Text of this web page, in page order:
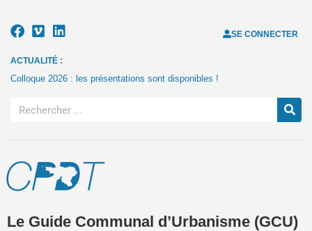
SE CONNECTER
ACTUALITÉ :
Colloque 2026 : les présentations sont disponibles !
Le Guide Communal d’Urbanisme (GCU)